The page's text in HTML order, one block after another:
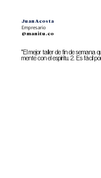
Juan Acosta
Empresario
@manitu.co
"El mejor taller de fin de semana
mente con el espíritu. 2. Es fácil